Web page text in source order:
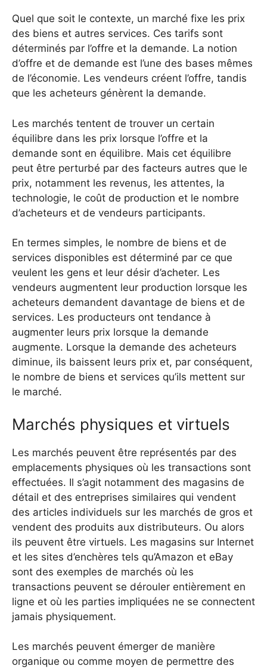
Quel que soit le contexte, un marché fixe les prix
des biens et autres services. Ces tarifs sont
déterminés par l’offre et la demande. La notion
d’offre et de demande est l’une des bases mêmes
de l’économie. Les vendeurs créent l’offre, tandis
que les acheteurs génèrent la demande.
Les marchés tentent de trouver un certain
équilibre dans les prix lorsque l’offre et la
demande sont en équilibre. Mais cet équilibre
peut être perturbé par des facteurs autres que le
prix, notamment les revenus, les attentes, la
technologie, le coût de production et le nombre
d’acheteurs et de vendeurs participants.
En termes simples, le nombre de biens et de
services disponibles est déterminé par ce que
veulent les gens et leur désir d’acheter. Les
vendeurs augmentent leur production lorsque les
acheteurs demandent davantage de biens et de
services. Les producteurs ont tendance à
augmenter leurs prix lorsque la demande
augmente. Lorsque la demande des acheteurs
diminue, ils baissent leurs prix et, par conséquent,
le nombre de biens et services qu’ils mettent sur
le marché.
Marchés physiques et virtuels
Les marchés peuvent être représentés par des
emplacements physiques où les transactions sont
effectuées. Il s’agit notamment des magasins de
détail et des entreprises similaires qui vendent
des articles individuels sur les marchés de gros et
vendent des produits aux distributeurs. Ou alors
ils peuvent être virtuels. Les magasins sur Internet
et les sites d’enchères tels qu’Amazon et eBay
sont des exemples de marchés où les
transactions peuvent se dérouler entièrement en
ligne et où les parties impliquées ne se connectent
jamais physiquement.
Les marchés peuvent émerger de manière
organique ou comme moyen de permettre des